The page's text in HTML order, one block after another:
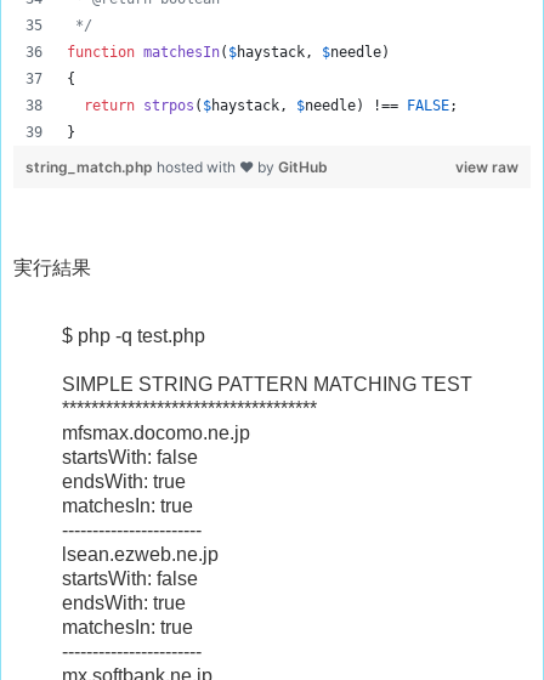
*/
function matchesIn( $haystack, $needle)
{
return strpos ( $haystack, $needle) !== FALSE;
}
view raw
string_match.php hosted with ❤ by GitHub
実行結果
$ php -q test.php
SIMPLE STRING PATTERN MATCHING TEST
***********************************
mfsmax.docomo.ne.jp
startsWith: false
endsWith: true
matchesIn: true
-----------------------
lsean.ezweb.ne.jp
startsWith: false
endsWith: true
matchesIn: true
-----------------------
mx.softbank.ne.jp